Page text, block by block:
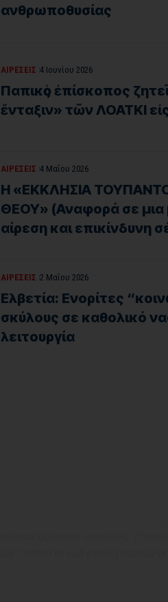
ανθρωποθυσίας
ΑΙΡΕΣΕΙΣ 4 Ιουνίου 2026
Παπικὸς ἐπίσκοπος
ἔνταξιν» τῶν ΛΟΑΤΚΙ
ΑΙΡΕΣΕΙΣ 4 Μαΐου 2026
Η «ΕΚΚΛΗΣΙΑ
ΘΕΟΥ» (Αναφορά σε
αίρεση και επικίνδυνη
ΑΙΡΕΣΕΙΣ 2 Μαΐου 2026
Ελβετία: Ενορίτες
σκύλους σε καθολικό
λειτουργία